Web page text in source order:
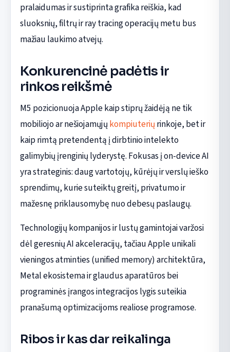
pralaidumas ir sustiprinta grafika reiškia, kad
sluoksnių, filtrų ir ray tracing operacijų metu bus
mažiau laukimo atvejų.
Konkurencinė padėtis ir
rinkos reikšmė
M5 pozicionuoja Apple kaip stiprų žaidėją ne tik
mobiliojo ar nešiojamųjų kompiuterių rinkoje, bet ir
kaip rimtą pretendentą į dirbtinio intelekto
galimybių įrenginių lyderystę. Fokusas į on-device AI
yra strateginis: daug vartotojų, kūrėjų ir verslų ieško
sprendimų, kurie suteiktų greitį, privatumo ir
mažesnę priklausomybę nuo debesų paslaugų.
Technologijų kompanijos ir lustų gamintojai varžosi
dėl geresnių AI akceleracijų, tačiau Apple unikali
vieningos atminties (unified memory) architektūra,
Metal ekosistema ir glaudus aparatūros bei
programinės įrangos integracijos lygis suteikia
pranašumą optimizacijoms realiose programose.
Ribos ir kas dar reikalinga